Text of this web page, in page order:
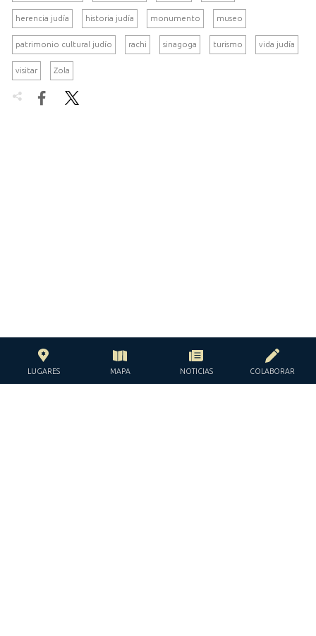
herencia judía historia judía monumento museo
patrimonio cultural judío rachi sinagoga turismo vida judía
visitar Zola
 
LUGARES MAPA NOTICIAS COLABORAR